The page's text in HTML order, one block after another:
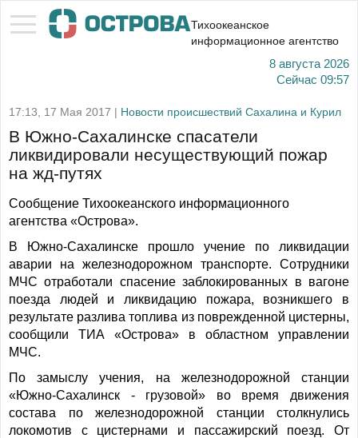
Тихоокеанское
информационное агентство
8 августа 2026
Сейчас 09:57
17:13, 17 Мая 2017 | Новости происшествий Сахалина и Курил
В Южно-Сахалинске спасатели
ликвидировали несуществующий пожар
на жд-путях
Сообщение Тихоокеанского информационного
агентства «Острова».
В Южно-Сахалинске прошло учение по ликвидации
аварии на железнодорожном транспорте. Сотрудники
МЧС отработали спасение заблокированных в вагоне
поезда людей и ликвидацию пожара, возникшего в
результате разлива топлива из поврежденной цистерны,
сообщили ТИА «Острова» в областном управлении
МЧС.
По замыслу учения, на железнодорожной станции
«Южно-Сахалинск - грузовой» во время движения
состава по железнодорожной станции столкнулись
локомотив с цистернами и пассажирский поезд. От